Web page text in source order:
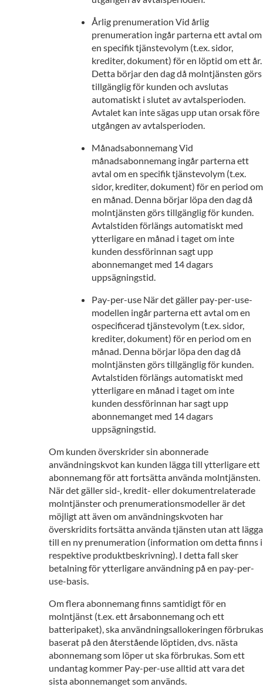
Årlig prenumeration Vid årlig
prenumeration ingår parterna ett avtal om
en specifik tjänstevolym (t.ex. sidor,
krediter, dokument) för en löptid om ett år.
Detta börjar den dag då molntjänsten görs
tillgänglig för kunden och avslutas
automatiskt i slutet av avtalsperioden.
Avtalet kan inte sägas upp utan orsak före
utgången av avtalsperioden.
Månadsabonnemang Vid
månadsabonnemang ingår parterna ett
avtal om en specifik tjänstevolym (t.ex.
sidor, krediter, dokument) för en period om
en månad. Denna börjar löpa den dag då
molntjänsten görs tillgänglig för kunden.
Avtalstiden förlängs automatiskt med
ytterligare en månad i taget om inte
kunden dessförinnan sagt upp
abonnemanget med 14 dagars
uppsägningstid.
Pay-per-use När det gäller pay-per-use-
modellen ingår parterna ett avtal om en
ospecificerad tjänstevolym (t.ex. sidor,
krediter, dokument) för en period om en
månad. Denna börjar löpa den dag då
molntjänsten görs tillgänglig för kunden.
Avtalstiden förlängs automatiskt med
ytterligare en månad i taget om inte
kunden dessförinnan har sagt upp
abonnemanget med 14 dagars
uppsägningstid.
Om kunden överskrider sin abonnerade
användningskvot kan kunden lägga till ytterligare ett
abonnemang för att fortsätta använda molntjänsten.
När det gäller sid-, kredit- eller dokumentrelaterade
molntjänster och prenumerationsmodeller är det
möjligt att även om användningskvoten har
överskridits fortsätta använda tjänsten utan att lägga
till en ny prenumeration (information om detta finns i
respektive produktbeskrivning). I detta fall sker
betalning för ytterligare användning på en pay-per-
use-basis.
Om flera abonnemang finns samtidigt för en
molntjänst (t.ex. ett årsabonnemang och ett
batteripaket), ska användningsallokeringen förbrukas
baserat på den återstående löptiden, dvs. nästa
abonnemang som löper ut ska förbrukas. Som ett
undantag kommer Pay-per-use alltid att vara det
sista abonnemanget som används.